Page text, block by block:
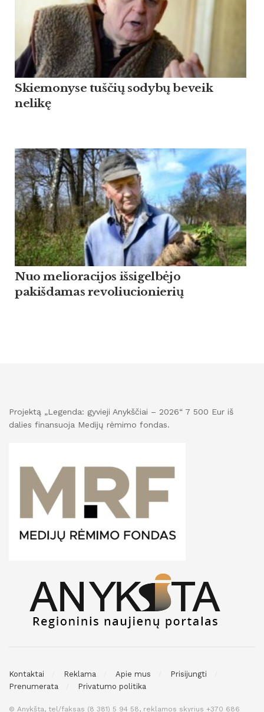
Skiemonyse tuščių sodybų beveik
nelikę
Nuo melioracijos išsigelbėjo
pakišdamas revoliucionierių
Projektą „Legenda: gyvieji Anykščiai – 2026“ 7 500 Eur iš
dalies finansuoja Medijų rėmimo fondas.
Kontaktai Reklama Apie mus
Prisijungti
Prenumerata
Privatumo politika
© Anykšta, tel/faksas (8 381) 5 94 58, reklamos skyrius +370 686